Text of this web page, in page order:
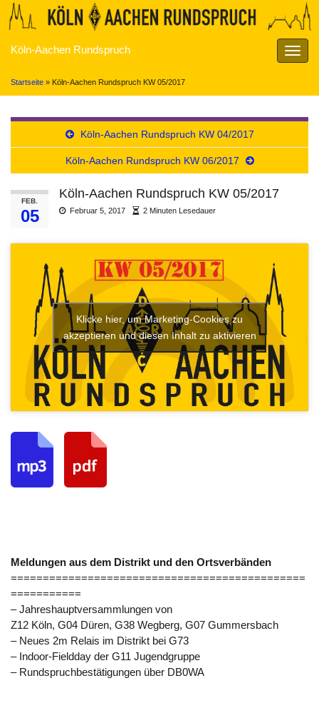
Köln-Aachen Rundspruch
Startseite » Köln-Aachen Rundspruch KW 05/2017
Köln-Aachen Rundspruch KW 04/2017
Köln-Aachen Rundspruch KW 06/2017
FEB.
05
Köln-Aachen Rundspruch KW 05/2017
Februar 5, 2017 2 Minuten Lesedauer
Klicke hier, um Marketing-Cookies zu
akzeptieren und diesen Inhalt zu aktivieren
Meldungen aus dem Distrikt und den Ortsverbänden
==============================================
===========
– Jahreshauptversammlungen von
Z12 Köln, G04 Düren, G38 Wegberg, G07 Gummersbach
– Neues 2m Relais im Distrikt bei G73
– Indoor-Fieldday der G11 Jugendgruppe
– Rundspruchbestätigungen über DB0WA